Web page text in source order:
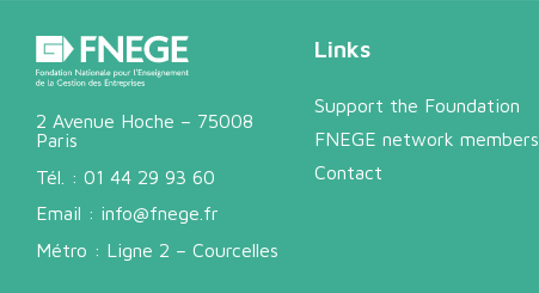
2 Avenue Hoche – 75008
Paris
Tél. : 01 44 29 93 60
Email : info@fnege.fr
Métro : Ligne 2 – Courcelles
Links
Support the Foundation
FNEGE network members
Contact